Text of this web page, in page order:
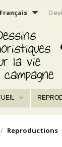
Français 
Reproductions